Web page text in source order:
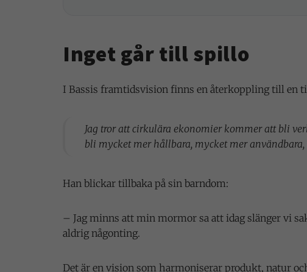
Inget går till spillo
I Bassis framtidsvision finns en återkoppling till en
Jag tror att cirkulära ekonomier kommer att bli
bli mycket mer hållbara, mycket mer
Han blickar tillbaka på sin barndom:
– Jag minns att min mormor sa att idag slänger vi
aldrig någonting.
Det är en vision som harmoniserar produkt, natur